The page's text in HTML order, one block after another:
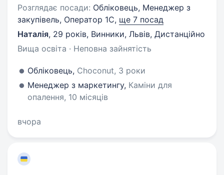
Розглядає посади: Обліковець, Менеджер з
закупівель, Оператор 1C, ще 7 посад
Наталія, 29 років, Винники, Львів, Дистанційно
Вища освіта · Неповна зайнятість
Обліковець, Choconut, 3 роки
Менеджер з маркетингу, Каміни для
опалення, 10 місяців
вчора